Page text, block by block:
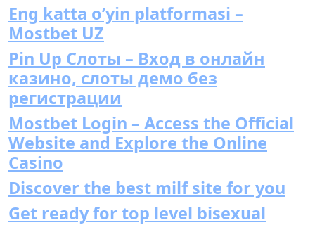
Eng katta o’yin platformasi –
Mostbet UZ
Pin Up Слоты – Вход в онлайн
казино, слоты демо без
регистрации
Mostbet Login – Access the Official
Website and Explore the Online
Casino
Discover the best milf site for you
Get ready for top level bisexual